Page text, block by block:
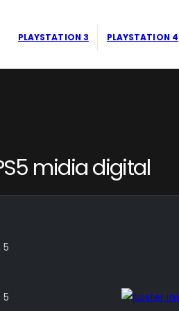
PLAYSTATION 3 PLAYSTATION 4
midia digital